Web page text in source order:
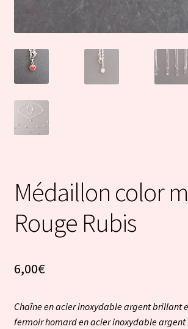
Médaillon color
Rouge Rubis
6,00€
Chaîne en acier inoxydable argent brillant
fermoir homard en acier inoxydable argent